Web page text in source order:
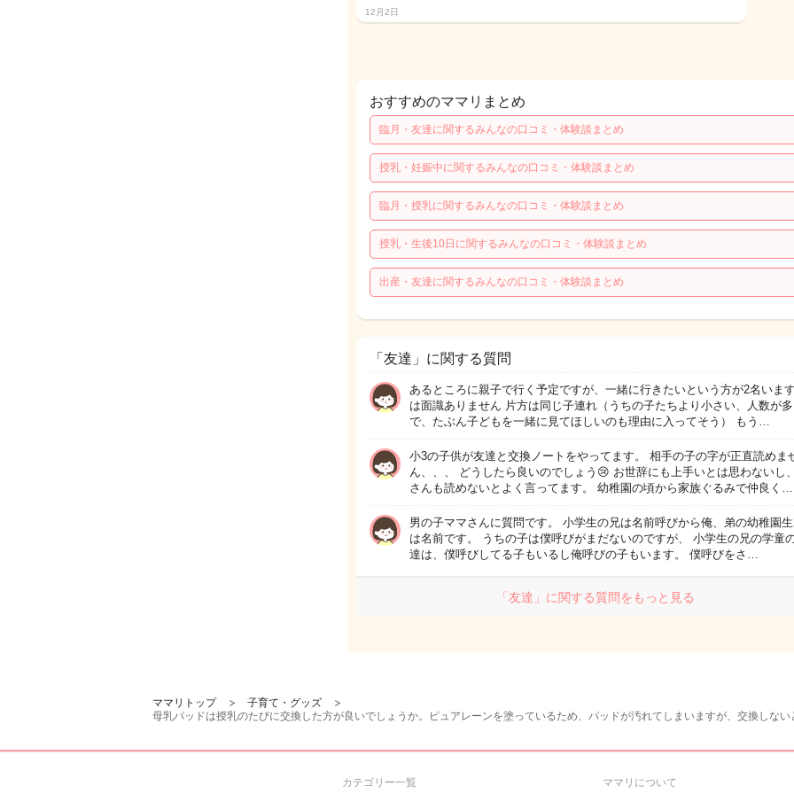
12月2日
おすすめのママリまとめ
臨月・友達に関するみんなの口コミ・体験談まとめ
授乳・妊娠中に関するみんなの口コミ・体験談まとめ
臨月・授乳に関するみんなの口コミ・体験談まとめ
授乳・生後10日に関するみんなの口コミ・体験談まとめ
出産・友達に関するみんなの口コミ・体験談まとめ
「友達」に関する質問
あるところに親子で行く予定ですが、一緒に行きたいという方が2名いま
は面識ありません 片方は同じ子連れ（うちの子たちより小さい、人数が
で、たぶん子どもを一緒に見てほしいのも理由に入ってそう） もう…
小3の子供が友達と交換ノートをやってます。 相手の子の字が正直読めま
ん、、、 どうしたら良いのでしょう😢 お世辞にも上手いとは思わないし
さんも読めないとよく言ってます。 幼稚園の頃から家族ぐるみで仲良く…
男の子ママさんに質問です。 小学生の兄は名前呼びから俺、弟の幼稚園
は名前です。 うちの子は僕呼びがまだないのですが、 小学生の兄の学童
達は、僕呼びしてる子もいるし俺呼びの子もいます。 僕呼びをさ…
「友達」に関する質問をもっと見る
ママリトップ
子育て・グッズ
母乳パッドは授乳のたびに交換した方が良いでしょうか。ピュアレーンを塗っているため、パッドが汚れてしまいますが、交換しな
カテゴリー一覧 ママリについて